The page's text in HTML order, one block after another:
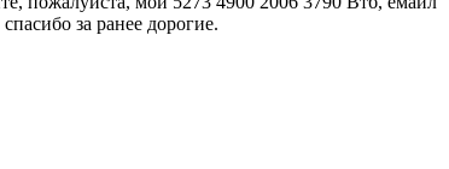
за ранее дорогие.